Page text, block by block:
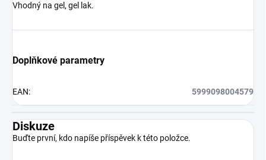
Vhodný na gel, gel lak.
Doplňkové parametry
EAN: 5999098004579
Diskuze
Buďte první, kdo napíše příspěvek k této položce.